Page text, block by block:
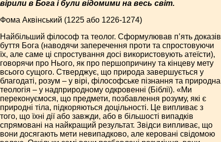
вірили в Бога і були відомими на весь світ.
Фома Аквінський (1225 або 1226-1274)
Найбільший філософ та теолог. Сформулював п’ять доказів
буття Бога (наводячи заперечення проти та спростовуючи
їх, але саме ці спростування досі використовують атеїсти),
говорячи про Нього, як про першопричину та кінцеву мету
всього сущого. Стверджує, що природа завершується у
благодаті, розум – у вірі, філософське пізнання та природна
теологія – у надприродному одкровенні (Біблії). «Ми
переконуємося, що предмети, позбавлення розуму, які є
природні тіла, підкоряються доцільності. Це випливає з
того, що їхні дії або завжди, або в більшості випадків
спрямовані на найкращий результат. Звідси випливає, що
вони досягають мети невипадково, але керовані свідомою